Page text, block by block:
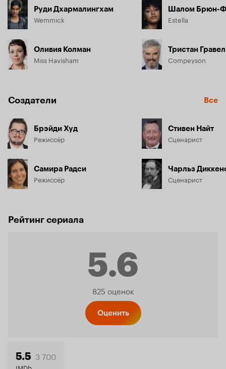
Руди Дхармалингхам
Wemmick
Оливия Колман
Miss Havisham
Шалом Брюн-
Estella
Тристан
Compeyson
Создатели Все
Брэйди Худ
Режиссёр
Самира Радси
Режиссёр
Стивен Найт
Сценарист
Чарльз
Сценарист
Рейтинг сериала
5.6
Рейтинг
825 оценок
Оценить
5.5 3 700
IMDb